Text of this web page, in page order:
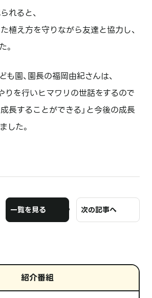
れると、
植え方を守りながら友達と協力し、
。
も園、園長の福岡由紀さんは、
りを行いヒマワリの世話をするので
長することができる」と今後の成長
した。
一覧を見る 次の記事へ
紹介番組